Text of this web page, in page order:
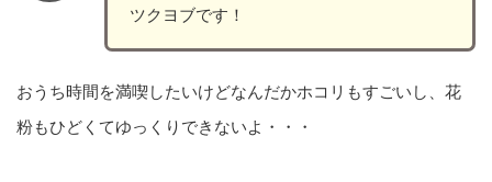
ツクヨブです！
おうち時間を満喫したいけどなんだかホコリもすごいし、花
粉もひどくてゆっくりできないよ・・・